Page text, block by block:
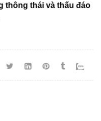
thông thái và thấu đáo